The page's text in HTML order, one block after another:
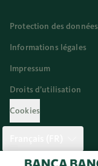
Protection des données
Informations légales
Impressum
Droits d’utilisation
Cookies